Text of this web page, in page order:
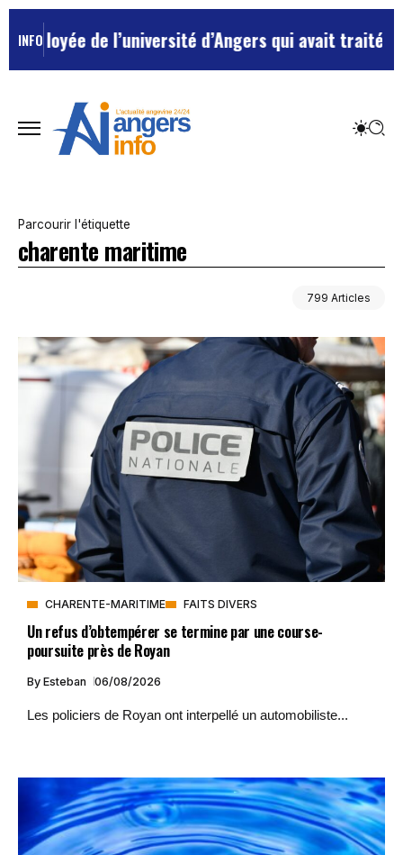
INFO
l’université d’Angers qui avait traité ses chefs de
Parcourir l'étiquette
charente maritime
799 Articles
CHARENTE-MARITIME FAITS DIVERS
Un refus d’obtempérer se termine par une course-
poursuite près de Royan
By Esteban 06/08/2026
Les policiers de Royan ont interpellé un automobiliste...